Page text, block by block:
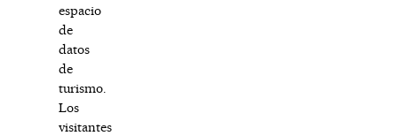
espacio
de
datos
de
turismo.
Los
visitantes